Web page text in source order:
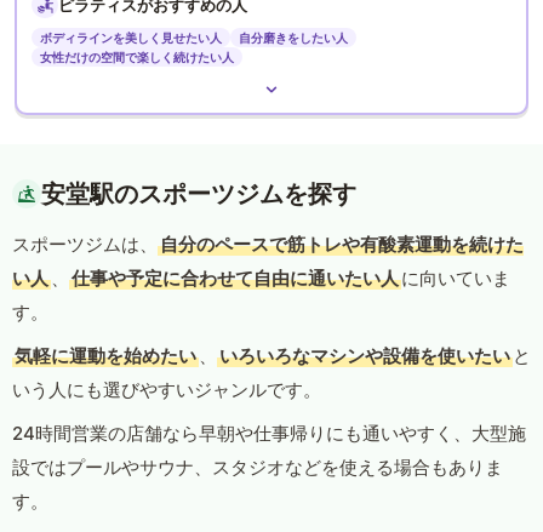
ピラティスがおすすめの人
ボディラインを美しく見せたい人
自分磨きをしたい人
女性だけの空間で楽しく続けたい人
安堂駅のスポーツジムを探す
スポーツジムは、
自分のペースで筋トレや有酸素運動を続けた
い人 、 仕事や予定に合わせて自由に通いたい人に向いていま
す。
気軽に運動を始めたい 、 いろいろなマシンや設備を使いたい と
いう人にも選びやすいジャンルです。
24時間営業の店舗なら早朝や仕事帰りにも通いやすく、大型施
設ではプールやサウナ、スタジオなどを使える場合もありま
す。